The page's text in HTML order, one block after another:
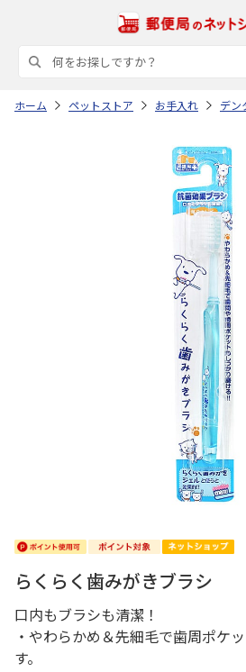
ホーム ペットストア お手入れ デン
らくらく歯みがきブラシ
口内もブラシも清潔！
・やわらかめ＆先細毛で歯周ポケ
す。